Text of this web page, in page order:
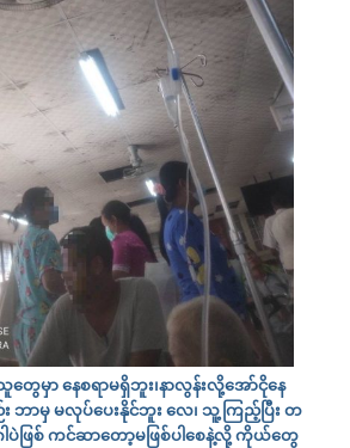
ေမှာ နေစရာမရှိဘူး၊နာလွန်းလို့အော်ငိုနေ
ာမှ မလုပ်ပေးနိုင်ဘူး လေ၊ သူ့ကြည့်ပြီး တ
ပဲဖြစ် ကင်ဆာတော့မဖြစ်ပါစေနဲ့လို့ ကိုယ်တွေ